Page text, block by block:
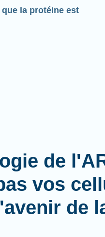
la protéine est
de
vos
de